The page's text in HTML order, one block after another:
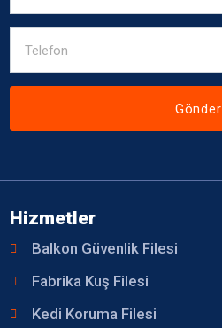
Gönder
Hizmetler
Balkon Güvenlik Filesi
Fabrika Kuş Filesi
Kedi Koruma Filesi